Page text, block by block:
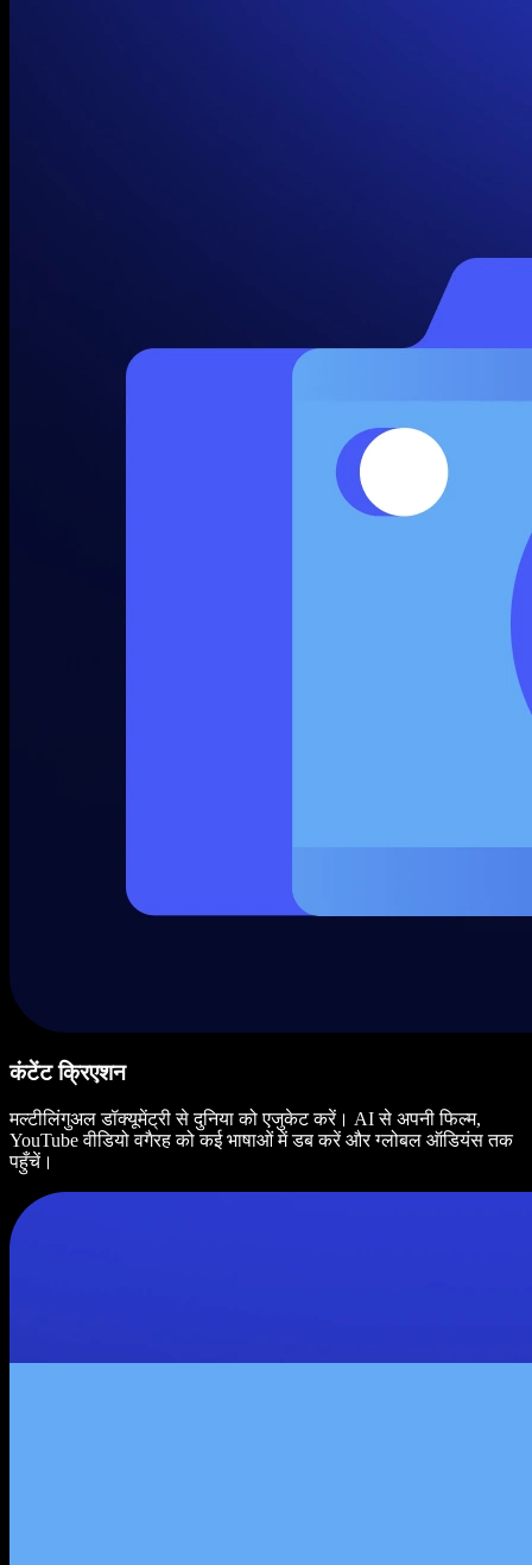
कंटेंट क्रिएशन
मल्टीलिंगुअल डॉक्यूमेंट्री से दुनिया को एजुकेट करें। AI से अपनी फिल्म,
YouTube वीडियो वगैरह को कई भाषाओं में डब करें और ग्लोबल ऑडियंस तक
पहुँचें।